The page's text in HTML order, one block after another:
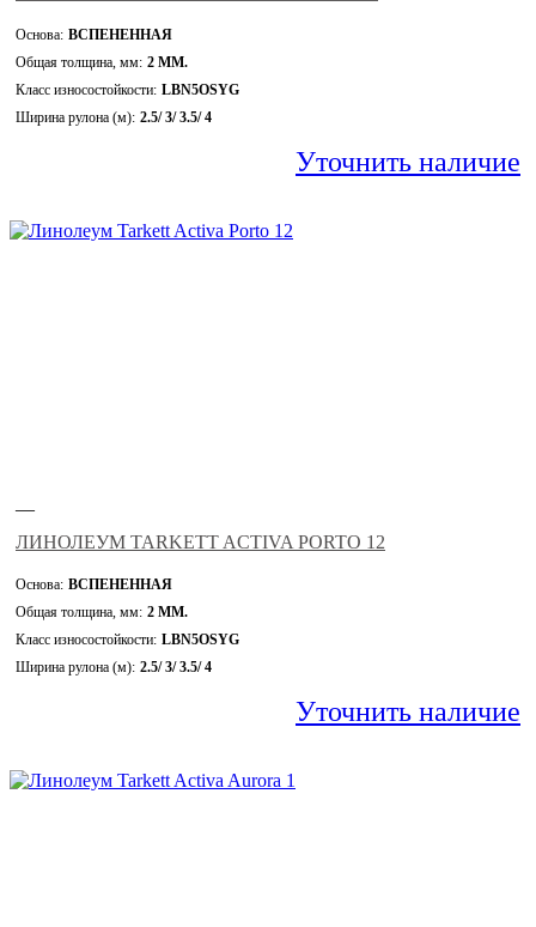
Основа: ВСПЕНЕННАЯ
Общая толщина, мм: 2 ММ.
Класс износостойкости: LBN5OSYG
Ширина рулона (м): 2.5/ 3/ 3.5/ 4
Уточнить наличие
—
ЛИНОЛЕУМ TARKETT ACTIVA PORTO 12
Основа: ВСПЕНЕННАЯ
Общая толщина, мм: 2 ММ.
Класс износостойкости: LBN5OSYG
Ширина рулона (м): 2.5/ 3/ 3.5/ 4
Уточнить наличие